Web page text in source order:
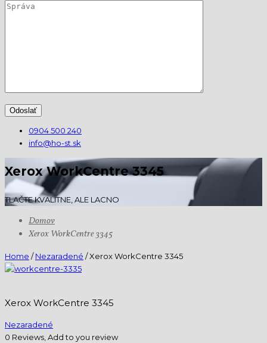
0904 500 240
info@ho-st.sk
Xerox WorkCentre 3345
TLAČTE KVALITNE, ALE LACNO
Domov
Xerox WorkCentre 3345
Home /Nezaradené / Xerox WorkCentre 3345
Xerox WorkCentre 3345
Nezaradené
0 Reviews, Add to you review